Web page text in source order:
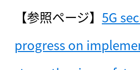
【参照ページ】 5G
progress on